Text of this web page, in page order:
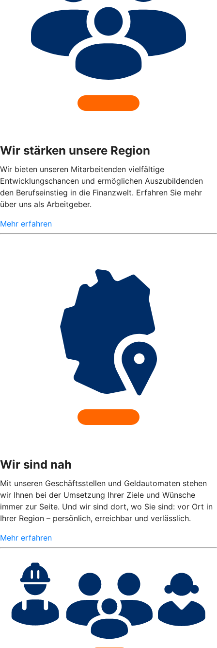
Wir stärken unsere Region
Wir bieten unseren Mitarbeitenden vielfältige
Entwicklungschancen und ermöglichen Auszubildenden
den Berufseinstieg in die Finanzwelt. Erfahren Sie mehr
über uns als Arbeitgeber.
Mehr erfahren
Wir sind nah
Mit unseren Geschäftsstellen und Geldautomaten stehen
wir Ihnen bei der Umsetzung Ihrer Ziele und Wünsche
immer zur Seite. Und wir sind dort, wo Sie sind: vor Ort in
Ihrer Region – persönlich, erreichbar und verlässlich.
Mehr erfahren